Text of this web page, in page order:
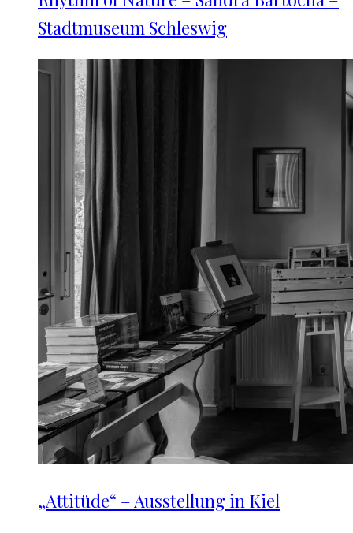
Stadtmuseum Schleswig
„Attitüde“ – Ausstellung in Kiel